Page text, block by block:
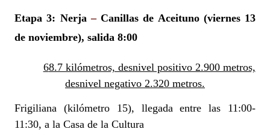
Etapa 3: Nerja– Canillas de Aceituno(viernes 13
de noviembre), salida 8:00
68.7 kilómetros, desnivel positivo 2.900 metros,
desnivel negativo 2.320 metros.
Frigiliana (kilómetro 15), llegada entre las 11:00-
11:30, a la Casa de la Cultura